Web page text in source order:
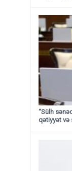
“Sülh
qətiyyət və